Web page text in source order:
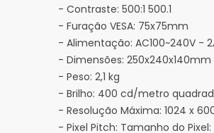
- Contraste: 500:1 500.1
- Furação VESA: 75x75mm
- Alimentação: AC100~240V -
- Dimensões: 250x240x140mm
- Peso: 2,1 kg
- Brilho: 400 cd/metro
- Resolução Máxima: 1024 x
- Pixel Pitch: Tamanho do